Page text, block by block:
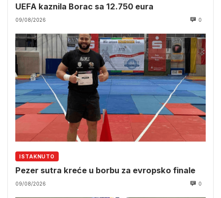
UEFA kaznila Borac sa 12.750 eura
09/08/2026 0
ISTAKNUTO
Pezer sutra kreće u borbu za evropsko finale
09/08/2026 0